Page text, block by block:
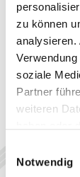
zu können
analysieren.
soziale
Partner
weiteren
Notwendig